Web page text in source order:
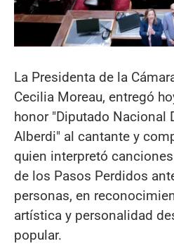
La Presidenta de la
Cecilia Moreau, entregó
honor "Diputado Nacional
Alberdi" al cantante y
quien interpretó
de los Pasos Perdidos
personas, en
artística y personalidad
popular.